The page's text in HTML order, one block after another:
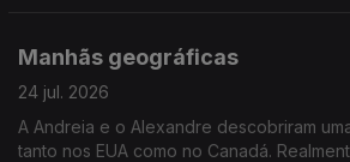
Manhãs geográficas
24 jul. 2026
A Andreia e o Alexandre descobriram
tanto nos EUA como no Canadá.